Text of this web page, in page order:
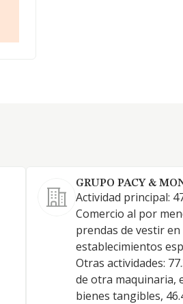
GRUPO PACY &
Actividad principal:
Comercio al por
prendas de vestir en
establecimientos
Otras actividades:
de otra maquinaria,
bienes tangibles,